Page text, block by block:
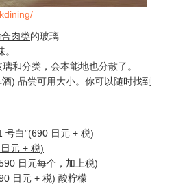
肉类的玻璃
和分类，会本能地也分散了。
) 品尝可用大小。你可以随时找到
号白”(690 日元 + 税)
元 + 税)
日元每个，加上税)
日元 + 税) 酸柠檬